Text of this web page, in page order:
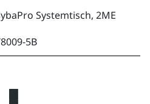
Systemtisch, 2ME
5B